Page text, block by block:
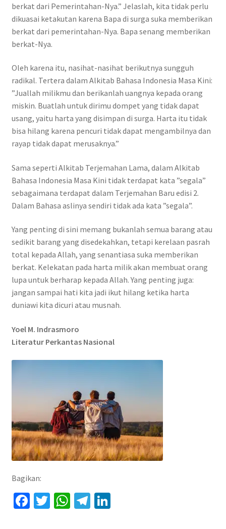
berkat dari Pemerintahan-Nya.” Jelaslah, kita tidak perlu
dikuasai ketakutan karena Bapa di surga suka memberikan
berkat dari pemerintahan-Nya. Bapa senang memberikan
berkat-Nya.
Oleh karena itu, nasihat-nasihat berikutnya sungguh
radikal. Tertera dalam Alkitab Bahasa Indonesia Masa Kini:
”Juallah milikmu dan berikanlah uangnya kepada orang
miskin. Buatlah untuk dirimu dompet yang tidak dapat
usang, yaitu harta yang disimpan di surga. Harta itu tidak
bisa hilang karena pencuri tidak dapat mengambilnya dan
rayap tidak dapat merusaknya.”
Sama seperti Alkitab Terjemahan Lama, dalam Alkitab
Bahasa Indonesia Masa Kini tidak terdapat kata ”segala”
sebagaimana terdapat dalam Terjemahan Baru edisi 2.
Dalam Bahasa aslinya sendiri tidak ada kata ”segala”.
Yang penting di sini memang bukanlah semua barang atau
sedikit barang yang disedekahkan, tetapi kerelaan pasrah
total kepada Allah, yang senantiasa suka memberikan
berkat. Kelekatan pada harta milik akan membuat orang
lupa untuk berharap kepada Allah. Yang penting juga:
jangan sampai hati kita jadi ikut hilang ketika harta
duniawi kita dicuri atau musnah.
Yoel M. Indrasmoro
Literatur Perkantas Nasional
Bagikan:
Fa T W Te Li